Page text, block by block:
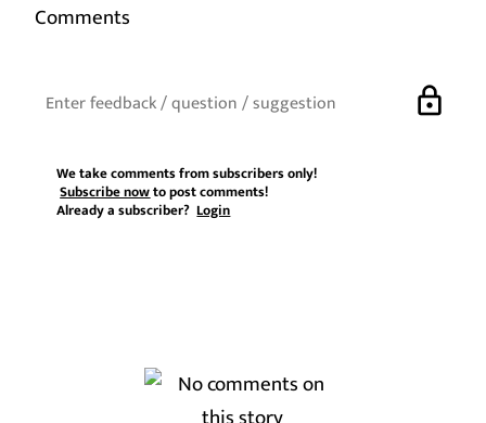
Comments
lock
We take comments from subscribers only!
Subscribe nowto post comments!
Already a subscriber?Login